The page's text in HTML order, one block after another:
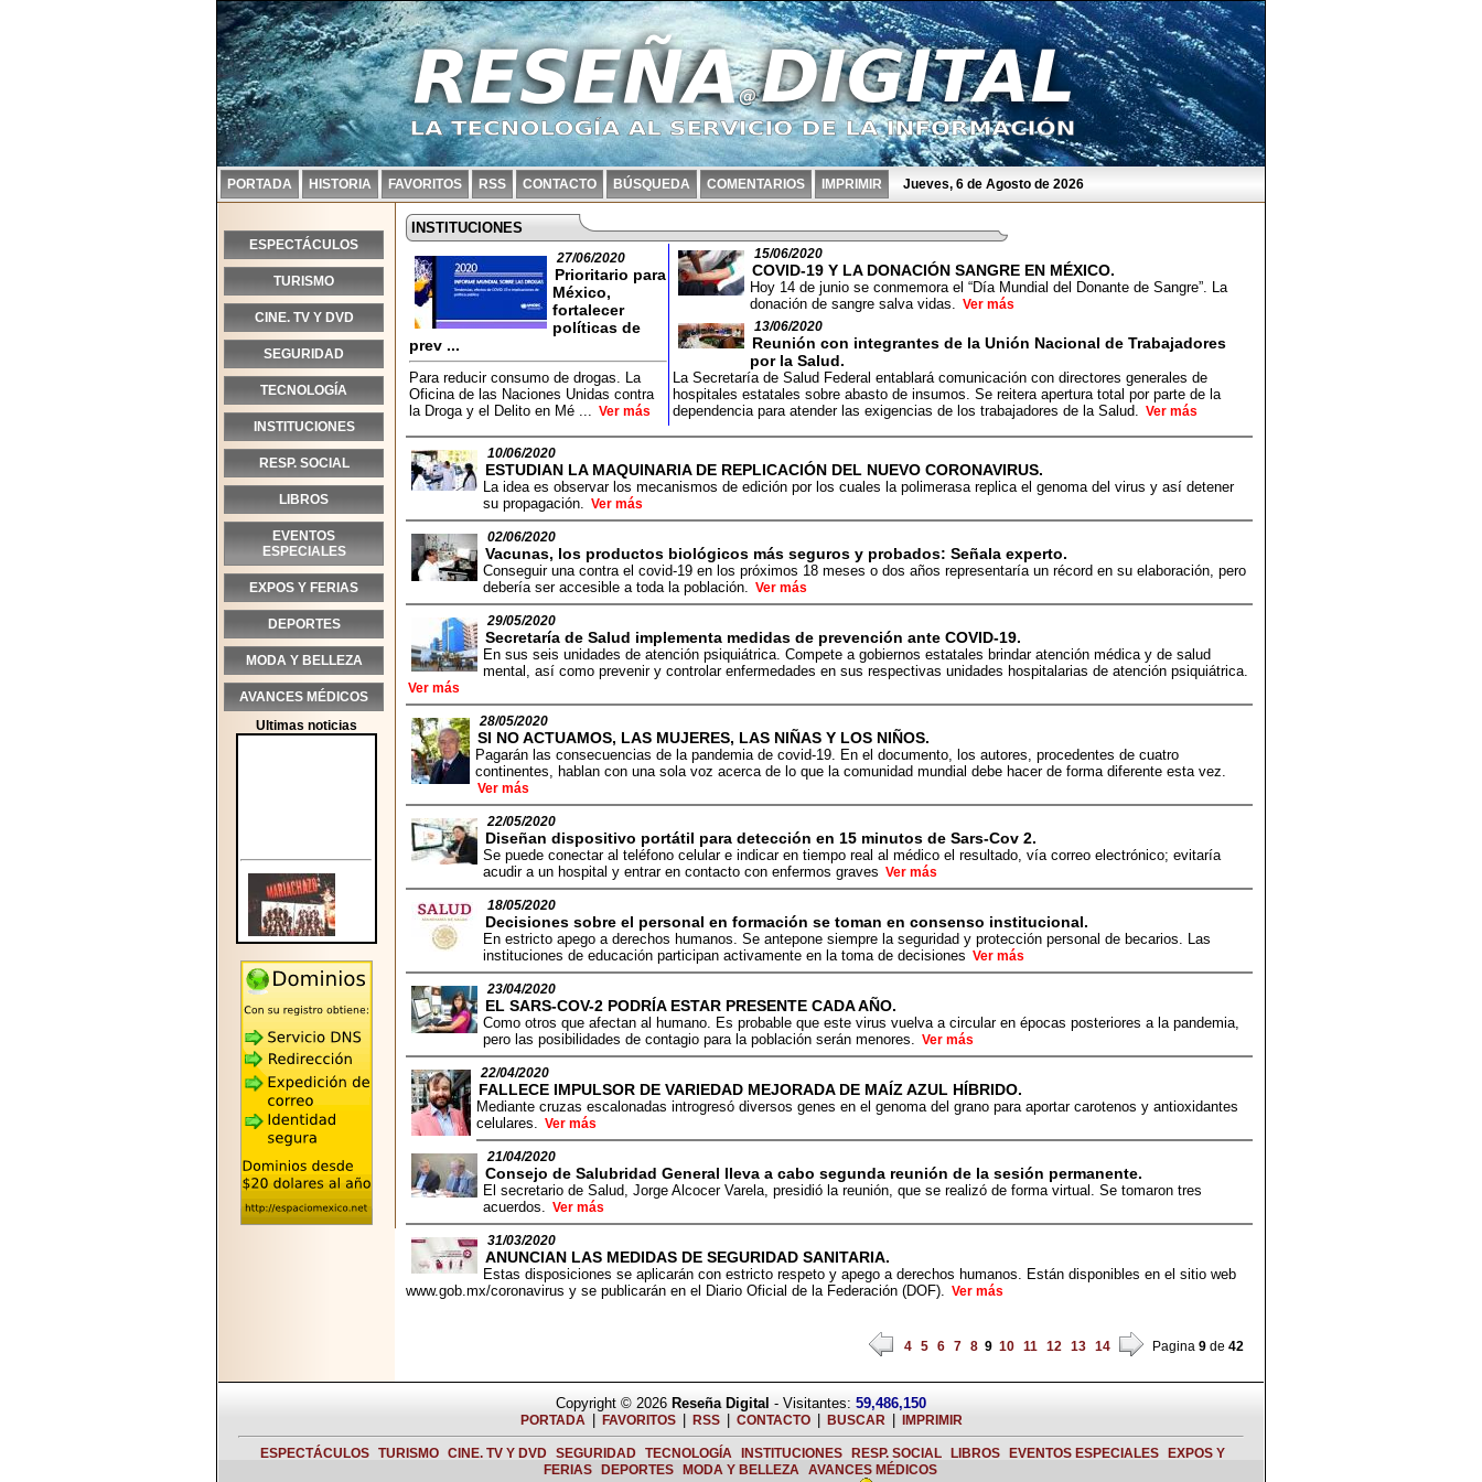
PORTADA HISTORIA FAVORITOS RSS CONTACTO BÚSQUEDA COMENTARIOS IMPRIMIR Jueves, 6 de Agosto de 2026
ESPECTÁCULOS
TURISMO
CINE. TV Y DVD
SEGURIDAD
TECNOLOGÍA
INSTITUCIONES
RESP. SOCIAL
LIBROS
EVENTOS
ESPECIALES
EXPOS Y FERIAS
DEPORTES
MODA Y BELLEZA
AVANCES MÉDICOS
Ultimas noticias
2026-05-25
"MARIACHAZO"
REÚNE A LAS
LEYENDAS
MARIACHI VARGAS
Y NUEVO
TECALITLÁN EN LA
ARENA CDMX.
2025-10-16
INSTITUCIONES
27/06/2020
Prioritario para
México,
fortalecer
políticas de
prev ...
Para reducir consumo de drogas. La
Oficina de las Naciones Unidas contra
la Droga y el Delito en Mé ... Ver más
15/06/2020
COVID-19 Y LA DONACIÓN SANGRE EN MÉXICO.
Hoy 14 de junio se conmemora el “Día Mundial del Donante de Sangre”. La
donación de sangre salva vidas. Ver más
13/06/2020
Reunión con integrantes de la Unión Nacional de Trabajadores
por la Salud.
La Secretaría de Salud Federal entablará comunicación con directores generales de
hospitales estatales sobre abasto de insumos. Se reitera apertura total por parte de la
dependencia para atender las exigencias de los trabajadores de la Salud. Ver más
10/06/2020
ESTUDIAN LA MAQUINARIA DE REPLICACIÓN DEL NUEVO CORONAVIRUS.
La idea es observar los mecanismos de edición por los cuales la polimerasa replica el genoma del virus y así detener
su propagación. Ver más
02/06/2020
Vacunas, los productos biológicos más seguros y probados: Señala experto.
Conseguir una contra el covid-19 en los próximos 18 meses o dos años representaría un récord en su elaboración, pero
debería ser accesible a toda la población. Ver más
29/05/2020
Secretaría de Salud implementa medidas de prevención ante COVID-19.
En sus seis unidades de atención psiquiátrica. Compete a gobiernos estatales brindar atención médica y de salud
mental, así como prevenir y controlar enfermedades en sus respectivas unidades hospitalarias de atención psiquiátrica.
Ver más
28/05/2020
SI NO ACTUAMOS, LAS MUJERES, LAS NIÑAS Y LOS NIÑOS.
Pagarán las consecuencias de la pandemia de covid-19. En el documento, los autores, procedentes de cuatro
continentes, hablan con una sola voz acerca de lo que la comunidad mundial debe hacer de forma diferente esta vez.
Ver más
22/05/2020
Diseñan dispositivo portátil para detección en 15 minutos de Sars-Cov 2.
Se puede conectar al teléfono celular e indicar en tiempo real al médico el resultado, vía correo electrónico; evitaría
acudir a un hospital y entrar en contacto con enfermos graves Ver más
18/05/2020
Decisiones sobre el personal en formación se toman en consenso institucional.
En estricto apego a derechos humanos. Se antepone siempre la seguridad y protección personal de becarios. Las
instituciones de educación participan activamente en la toma de decisiones Ver más
23/04/2020
EL SARS-COV-2 PODRÍA ESTAR PRESENTE CADA AÑO.
Como otros que afectan al humano. Es probable que este virus vuelva a circular en épocas posteriores a la pandemia,
pero las posibilidades de contagio para la población serán menores. Ver más
22/04/2020
FALLECE IMPULSOR DE VARIEDAD MEJORADA DE MAÍZ AZUL HÍBRIDO.
Mediante cruzas escalonadas introgresó diversos genes en el genoma del grano para aportar carotenos y antioxidantes
celulares. Ver más
21/04/2020
Consejo de Salubridad General lleva a cabo segunda reunión de la sesión permanente.
El secretario de Salud, Jorge Alcocer Varela, presidió la reunión, que se realizó de forma virtual. Se tomaron tres
acuerdos. Ver más
31/03/2020
ANUNCIAN LAS MEDIDAS DE SEGURIDAD SANITARIA.
Estas disposiciones se aplicarán con estricto respeto y apego a derechos humanos. Están disponibles en el sitio web
www.gob.mx/coronavirus y se publicarán en el Diario Oficial de la Federación (DOF). Ver más
4 5 6 7 8 9 10 11 12 13 14 Pagina 9 de 42
Copyright © 2026 Reseña Digital - Visitantes: 59,486,150
PORTADA FAVORITOS RSS CONTACTO BUSCAR IMPRIMIR
ESPECTÁCULOS TURISMO CINE. TV Y DVD SEGURIDAD TECNOLOGÍA INSTITUCIONES RESP. SOCIAL LIBROS EVENTOS ESPECIALES
EXPOS Y
FERIAS
DEPORTES MODA Y BELLEZA AVANCES MÉDICOS